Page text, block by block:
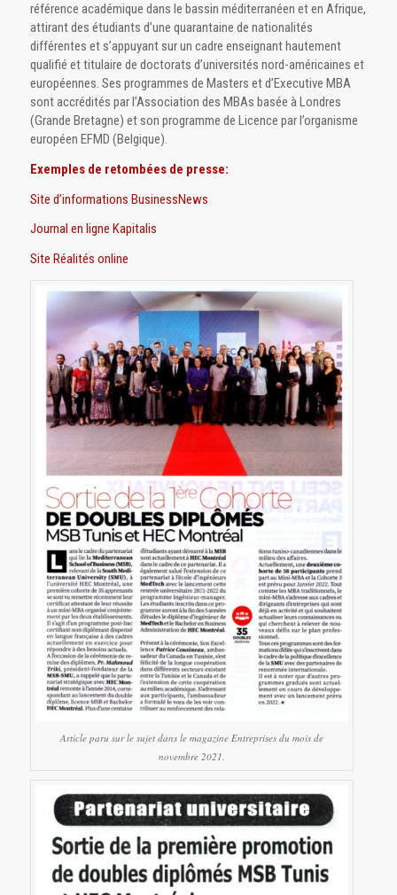
référence académique dans le bassin méditerranéen et en Afrique,
attirant des étudiants d’une quarantaine de nationalités
différentes et s’appuyant sur un cadre enseignant hautement
qualifié et titulaire de doctorats d’universités nord-américaines et
européennes. Ses programmes de Masters et d’Executive MBA
sont accrédités par l’Association des MBAs basée à Londres
(Grande Bretagne) et son programme de Licence par l’organisme
européen EFMD (Belgique).
Exemples de retombées de presse:
Site d’informations BusinessNews
Journal en ligne Kapitalis
Site Réalités online
Article paru sur le sujet dans le magazine Entreprises du mois de
novembre 2021.